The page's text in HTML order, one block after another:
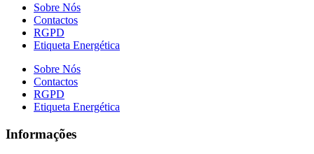
Sobre Nós
Contactos
RGPD
Etiqueta Energética
Sobre Nós
Contactos
RGPD
Etiqueta Energética
Informações